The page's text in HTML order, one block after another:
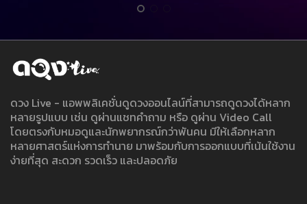
ดวง Live - แอพพลิเคชั่นดูดวงออนไลน์ที่สามารถดูดวงได้หลาก
หลายรูปแบบ เช่น ดูผ่านแชทคำถาม หรือ ดูผ่าน Video Call
โดยตรงกับหมอดูและนักพยากรณ์กว่าพันคน มีให้เลือกหลาก
หลายศาสตร์แห่งการทำนาย มาพร้อมกับการออกแบบที่เน้นใช้งาน
ง่ายที่สุด สะดวก รวดเร็ว และปลอดภัย